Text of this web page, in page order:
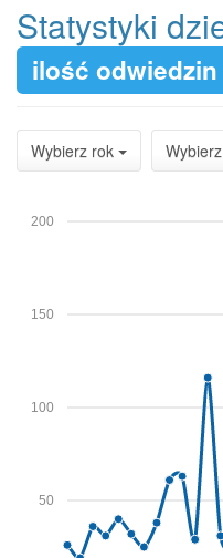
Statystyki
ilość odwiedzin
Wybierz rok
50
100
150
200